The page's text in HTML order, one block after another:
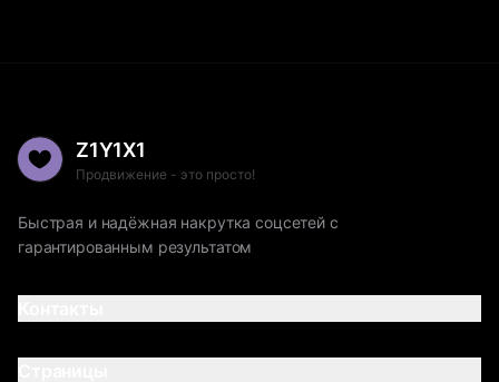
Z1Y1X1
Продвижение - это просто!
Быстрая и надёжная накрутка соцсетей с
гарантированным результатом